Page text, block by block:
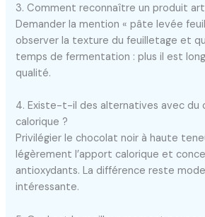
3. Comment reconnaître un produit
Demander la mention « pâte levée
observer la texture du feuilletage et
temps de fermentation : plus il est
qualité.
4. Existe-t-il des alternatives avec du
calorique ?
Privilégier le chocolat noir à haute
légèrement l’apport calorique et
antioxydants. La différence reste
intéressante.